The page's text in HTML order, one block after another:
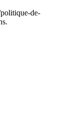
de-